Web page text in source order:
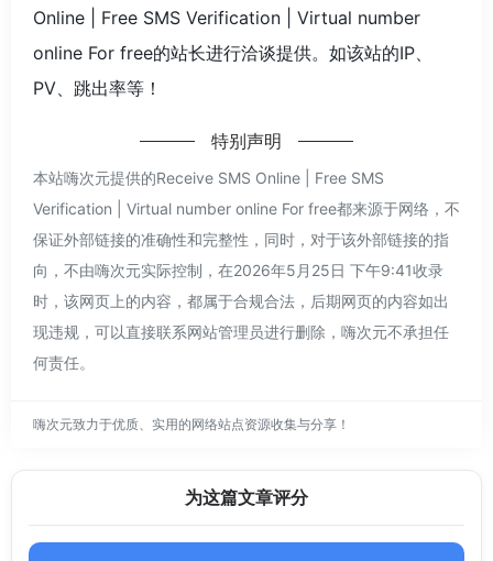
Online | Free SMS Verification | Virtual number
online For free的站长进行洽谈提供。如该站的IP、
PV、跳出率等！
特别声明
本站嗨次元提供的Receive SMS Online | Free SMS
Verification | Virtual number online For free都来源于网络，不
保证外部链接的准确性和完整性，同时，对于该外部链接的指
向，不由嗨次元实际控制，在2026年5月25日 下午9:41收录
时，该网页上的内容，都属于合规合法，后期网页的内容如出
现违规，可以直接联系网站管理员进行删除，嗨次元不承担任
何责任。
嗨次元致力于优质、实用的网络站点资源收集与分享！
为这篇文章评分